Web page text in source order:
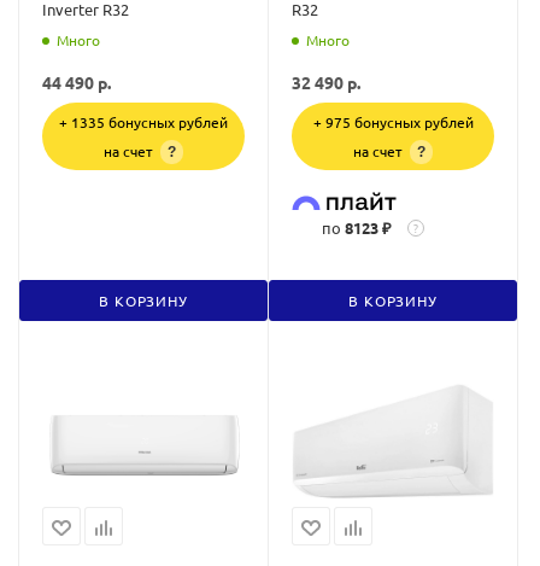
Inverter R32
Много
44 490 р.
+ 1335 бонусных рублей
на счет
?
В КОРЗИНУ
R32
Много
32 490 р.
+ 975 бонусных рублей
на счет
?
по 8123 ₽ ?
В КОРЗИНУ